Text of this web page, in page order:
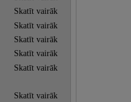
Skatīt vairāk
Skatīt vairāk
Skatīt vairāk
Skatīt vairāk
Skatīt vairāk
Skatīt vairāk